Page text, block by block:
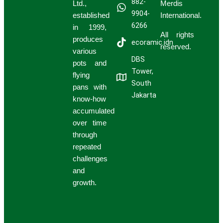
Ltd.,
established
in 1999,
produces
various
pots and
flying
pans with
know-how
accumulated
over time
through
repeated
challenges
and
growth.
9904-
6266
ecoramic.idn
DBS
Tower,
South
Jakarta
Merdis
International.
All rights
reserved.